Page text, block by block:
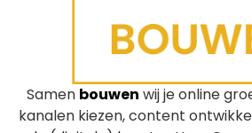
Samen bouwen wij je online
kanalen kiezen, content